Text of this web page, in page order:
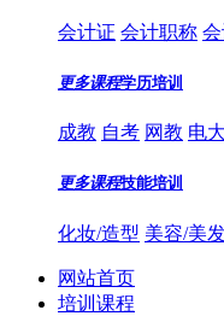
会计证 会计职称
更多课程学历培训
成教 自考 网教 电大
更多课程技能培训
化妆/造型 美容/美
网站首页
培训课程